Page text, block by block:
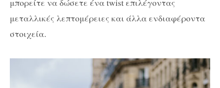
μπορείτε να δώσετε ένα twist επιλέγοντας
μεταλλικές λεπτομέρειες και άλλα ενδιαφέροντα
στοιχεία.